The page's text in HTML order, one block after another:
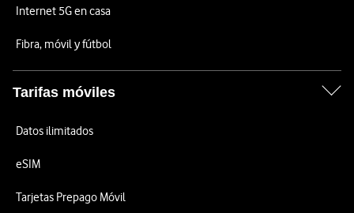
Internet 5G en casa
Fibra, móvil y fútbol
Tarifas móviles
Datos ilimitados
eSIM
Tarjetas Prepago Móvil